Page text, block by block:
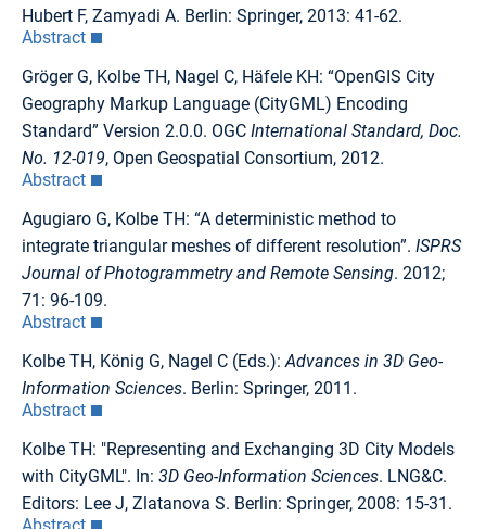
Hubert F, Zamyadi A. Berlin: Springer, 2013: 41-62.
Abstract
Gröger G, Kolbe TH, Nagel C, Häfele KH: “OpenGIS City
Geography Markup Language (CityGML) Encoding
Standard” Version 2.0.0. OGC International Standard, Doc.
No. 12-019, Open Geospatial Consortium, 2012.
Abstract
Agugiaro G, Kolbe TH: “A deterministic method to
integrate triangular meshes of different resolution”. ISPRS
Journal of Photogrammetry and Remote Sensing. 2012;
71: 96-109.
Abstract
Kolbe TH, König G, Nagel C (Eds.): Advances in 3D Geo-
Information Sciences. Berlin: Springer, 2011.
Abstract
Kolbe TH: "Representing and Exchanging 3D City Models
with CityGML". In: 3D Geo-Information Sciences. LNG&C.
Editors: Lee J, Zlatanova S. Berlin: Springer, 2008: 15-31.
Abstract